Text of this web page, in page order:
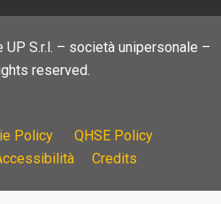
S.r.l. – società unipersonale –
reserved.
Policy
QHSE Policy
Credits